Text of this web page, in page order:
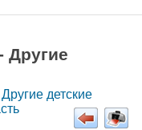
Другие
детские